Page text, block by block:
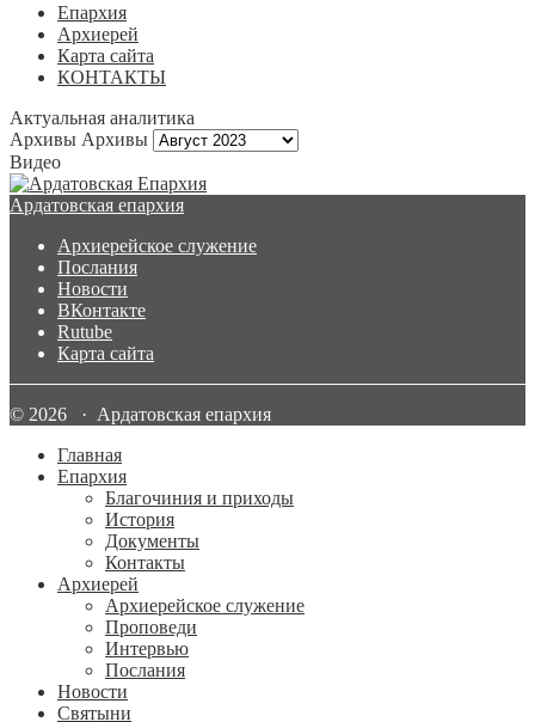
Епархия
Архиерей
Карта сайта
КОНТАКТЫ
Актуальная аналитика
Архивы Архивы
Видео
Ардатовская епархия
Архиерейское служение
Послания
Новости
ВКонтакте
Rutube
Карта сайта
© 2026 · Ардатовская епархия
Главная
Епархия
Благочиния и приходы
История
Документы
Контакты
Архиерей
Архиерейское служение
Проповеди
Интервью
Послания
Новости
Святыни